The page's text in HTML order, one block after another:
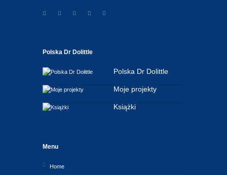
Polska Dr Dolittle
Polska Dr Dolittle
Moje projekty
Książki
Menu
Home